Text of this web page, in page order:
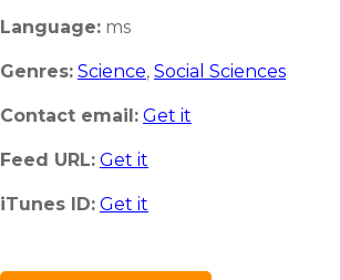
Language: ms
Genres: Science, Social Sciences
Contact email: Get it
Feed URL: Get it
iTunes ID: Get it